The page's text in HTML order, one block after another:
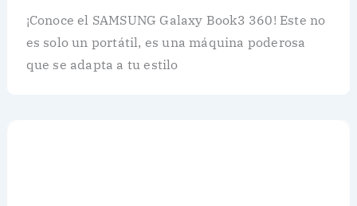
¡Conoce el SAMSUNG Galaxy Book3 360! Este no
es solo un portátil, es una máquina poderosa
que se adapta a tu estilo